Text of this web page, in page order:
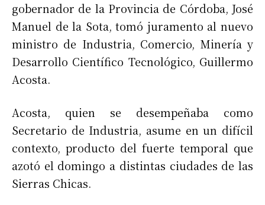
gobernador de la Provincia de Córdoba, José
Manuel de la Sota, tomó juramento al nuevo
ministro de Industria, Comercio, Minería y
Desarrollo Científico Tecnológico, Guillermo
Acosta.
Acosta, quien se desempeñaba como
Secretario de Industria, asume en un difícil
contexto, producto del fuerte temporal que
azotó el domingo a distintas ciudades de las
Sierras Chicas.